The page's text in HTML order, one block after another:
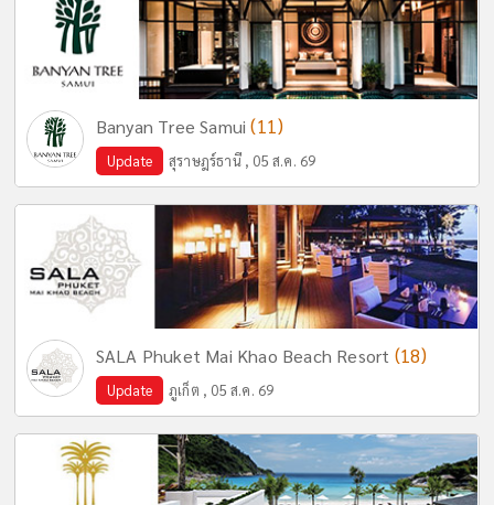
Banyan Tree Samui(11)
Update สุราษฎร์ธานี , 05 ส.ค. 69
SALA Phuket Mai Khao Beach Resort (18)
Update ภูเก็ต , 05 ส.ค. 69